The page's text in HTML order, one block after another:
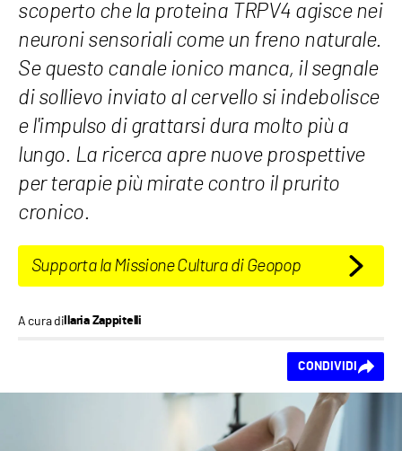
scoperto che la proteina TRPV4 agisce nei
neuroni sensoriali come un freno naturale.
Se questo canale ionico manca, il segnale
di sollievo inviato al cervello si indebolisce
e l'impulso di grattarsi dura molto più a
lungo. La ricerca apre nuove prospettive
per terapie più mirate contro il prurito
cronico.
Supporta la Missione Cultura di Geopop
A cura di Ilaria Zappitelli
CONDIVIDI